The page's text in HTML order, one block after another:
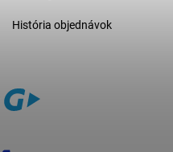
História objednávok